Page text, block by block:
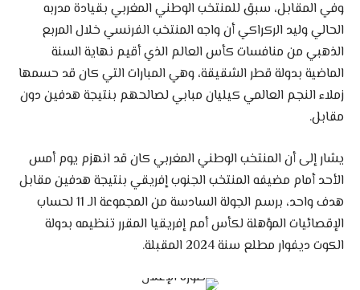
وفي المقابل، سبق للمنتخب الوطني المغربي بقيادة مدربه
الحالي وليد الركراكي أن واجه المنتخب الفرنسي خلال المربع
الذهبي من منافسات كأس العالم الذي أقيم نهاية السنة
الماضية بدولة قطر الشقيقة، وهي المبارات التي كان قد حسمها
زملاء النجم العالمي كيليان مبابي لصالحهم بنتيجة هدفين دون
مقابل.
يشار إلى أن المنتخب الوطني المغربي كان قد انهزم يوم أمس
الأحد أمام مضيفه المنتخب الجنوب إفريقي بنتيجة هدفين مقابل
هدف واحد، برسم الجولة السادسة من المجموعة الـ 11 لحساب
الإقصائيات المؤهلة لكأس أمم إفريقيا المقرر تنظيمه بدولة
الكوت ديفوار مطلع سنة 2024 المقبلة.